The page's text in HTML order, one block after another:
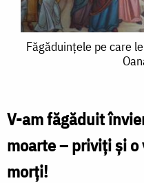
Făgăduințele
le-
a
împlinit
Făgăduințele pe care
V-am făgăduit
moarte – priviți și
morți!